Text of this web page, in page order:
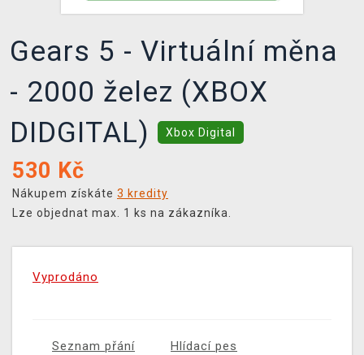
Gears 5 - Virtuální měna
- 2000 želez (XBOX
DIDGITAL)
Xbox Digital
530 Kč
Nákupem získáte 3 kredity
Lze objednat max. 1 ks na zákazníka.
Vyprodáno
Seznam přání Hlídací pes